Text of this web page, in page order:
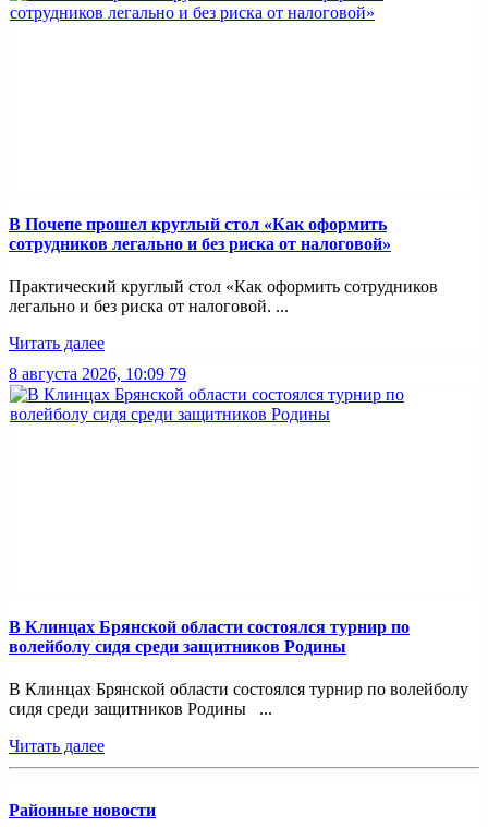
В Почепе прошел круглый стол «Как оформить
сотрудников легально и без риска от налоговой»
Практический круглый стол «Как оформить сотрудников
легально и без риска от налоговой. ...
Читать далее
8 августа 2026, 10:09 79
В Клинцах Брянской области состоялся турнир по
волейболу сидя среди защитников Родины
В Клинцах Брянской области состоялся турнир по волейболу
сидя среди защитников Родины ...
Читать далее
Районные новости